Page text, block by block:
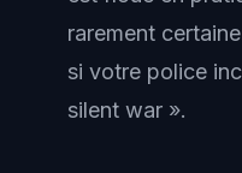
rarement
si votre police
silent war ».